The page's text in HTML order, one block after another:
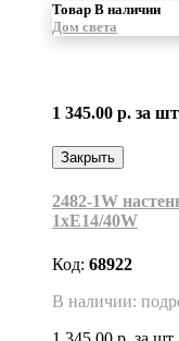
Товар В наличии
Дом света
1 345.00 р. за шт
Закрыть
2482-1W
1xE14/40W
Код: 68922
В наличии: